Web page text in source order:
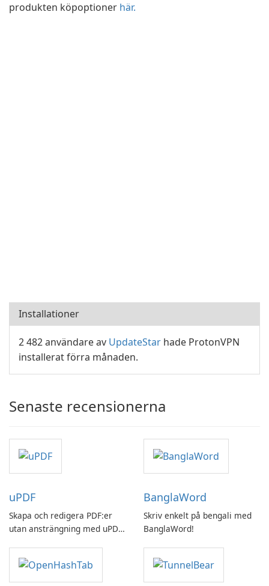
produkten köpoptioner här.
Installationer
2 482 användare av UpdateStar hade ProtonVPN
installerat förra månaden.
Senaste recensionerna
uPDF
Skapa och redigera PDF:er
utan ansträngning med uPDF
BanglaWord
Skriv enkelt på bengali med
BanglaWord!